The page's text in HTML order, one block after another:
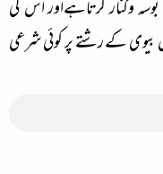
وکنار کرتاہےاور اس کی
بیوی کے رشتے پر کوئی شرعی